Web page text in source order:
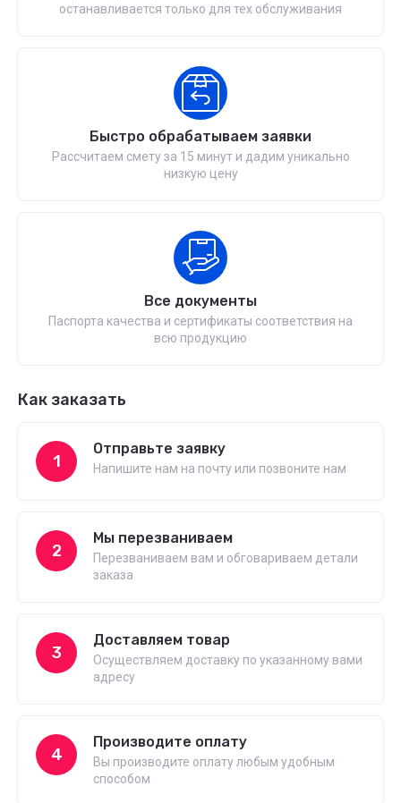
останавливается только для тех обслуживания
Быстро обрабатываем заявки
Рассчитаем смету за 15 минут и дадим уникально
низкую цену
Все документы
Паспорта качества и сертификаты соответствия на
всю продукцию
Как заказать
1
Отправьте заявку
Напишите нам на почту или позвоните нам
2
Мы перезваниваем
Перезваниваем вам и обговариваем детали
заказа
3
Доставляем товар
Осуществляем доставку по указанному вами
адресу
4
Производите оплату
Вы производите оплату любым удобным
способом